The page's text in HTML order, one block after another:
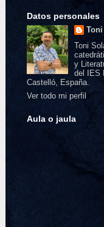
Datos personales
Toni
y
del IES
Castelló, España.
Ver todo mi perfil
Aula o jaula